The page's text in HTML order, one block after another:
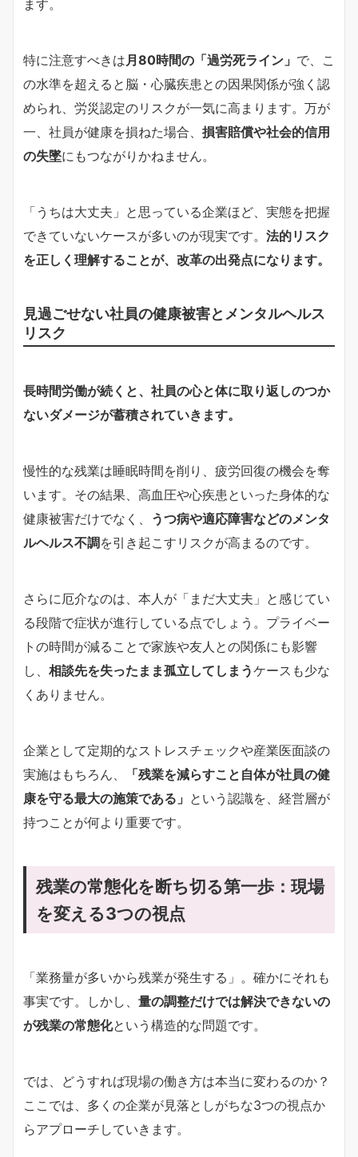
ます。
特に注意すべきは 月80時間の「過労死ライン」 で、こ
の水準を超えると脳・心臓疾患との因果関係が強く認
められ、労災認定のリスクが一気に高まります。万が
一、社員が健康を損ねた場合、 損害賠償や社会的信用
の失墜にもつながりかねません。
「うちは大丈夫」と思っている企業ほど、実態を把握
できていないケースが多いのが現実です。 法的リスク
を正しく理解することが、改革の出発点になります。
見過ごせない社員の健康被害とメンタルヘルス
リスク
長時間労働が続くと、社員の心と体に取り返しのつか
ないダメージが蓄積されていきます。
慢性的な残業は睡眠時間を削り、疲労回復の機会を奪
います。その結果、高血圧や心疾患といった身体的な
健康被害だけでなく、 うつ病や適応障害などのメンタ
ルヘルス不調を引き起こすリスクが高まるのです。
さらに厄介なのは、本人が「まだ大丈夫」と感じてい
る段階で症状が進行している点でしょう。プライベー
トの時間が減ることで家族や友人との関係にも影響
し、 相談先を失ったまま孤立してしまうケースも少な
くありません。
企業として定期的なストレスチェックや産業医面談の
実施はもちろん、
「残業を減らすこと自体が社員の健
康を守る最大の施策である」 という認識を、経営層が
持つことが何より重要です。
残業の常態化を断ち切る第一歩：現場
を変える3つの視点
「業務量が多いから残業が発生する」。確かにそれも
事実です。しかし、 量の調整だけでは解決できないの
が残業の常態化という構造的な問題です。
では、どうすれば現場の働き方は本当に変わるのか？
ここでは、多くの企業が見落としがちな3つの視点か
らアプローチしていきます。